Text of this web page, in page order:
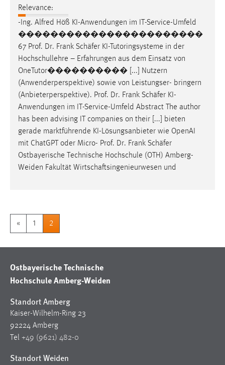
Relevance:
-Ing. Alfred Höß KI-Anwendungen im IT-Service-Umfeld
�����������������������
67 Prof. Dr. Frank Schäfer KI-Tutoringsysteme in der
Hochschullehre – Erfahrungen aus dem Einsatz von
OneTutor���������� [...] Nutzern
(Anwenderperspektive) sowie von Leistungser- bringern
(Anbieterperspektive). Prof. Dr. Frank Schäfer KI-
Anwendungen im IT-Service-Umfeld Abstract The author
has been advising IT companies on their [...] bieten
gerade marktführende KI-Lösungsanbieter wie OpenAI
mit ChatGPT oder Micro- Prof. Dr. Frank Schäfer
Ostbayerische Technische Hochschule (OTH) Amberg-
Weiden Fakultät Wirtschaftsingenieurwesen und
« 1 2
Ostbayerische Technische
Hochschule Amberg-Weiden
Standort Amberg
Kaiser-Wilhelm-Ring 23
92224 Amberg
Tel +49 (9621) 482-0
Standort Weiden